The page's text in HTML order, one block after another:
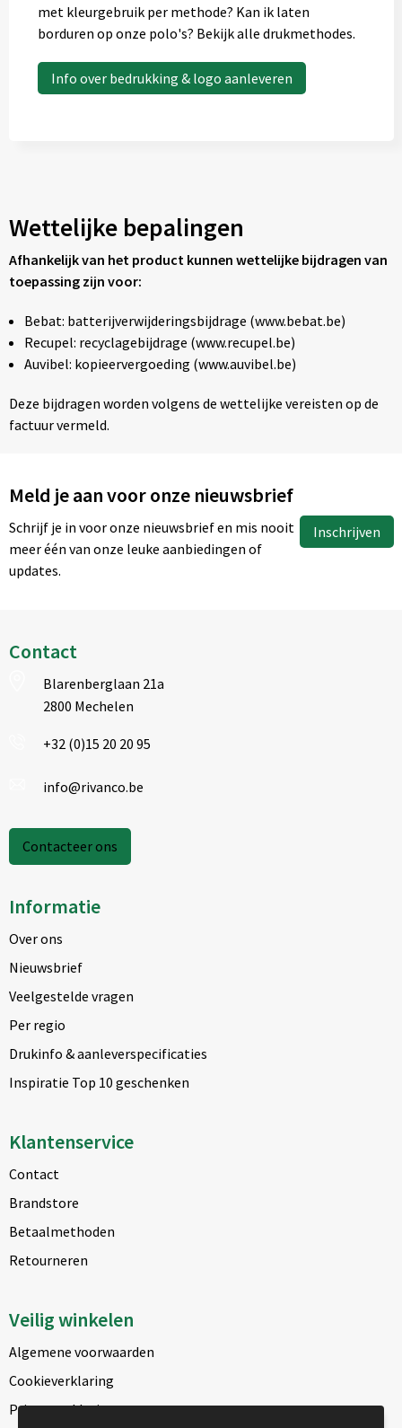
met kleurgebruik per methode? Kan ik laten
borduren op onze polo's? Bekijk alle drukmethodes.
Info over bedrukking & logo aanleveren
Wettelijke bepalingen
Afhankelijk van het product kunnen wettelijke bijdragen van
toepassing zijn voor:
Bebat: batterijverwijderingsbijdrage (www.bebat.be)
Recupel: recyclagebijdrage (www.recupel.be)
Auvibel: kopieervergoeding (www.auvibel.be)
Deze bijdragen worden volgens de wettelijke vereisten op de
factuur vermeld.
Meld je aan voor onze nieuwsbrief
Schrijf je in voor onze nieuwsbrief en mis nooit
meer één van onze leuke aanbiedingen of
updates.
Inschrijven
Contact
Blarenberglaan 21a
2800 Mechelen
+32 (0)15 20 20 95
info@rivanco.be
Contacteer ons
Informatie
Over ons
Nieuwsbrief
Veelgestelde vragen
Per regio
Drukinfo & aanleverspecificaties
Inspiratie Top 10 geschenken
Klantenservice
Contact
Brandstore
Betaalmethoden
Retourneren
Veilig winkelen
Algemene voorwaarden
Cookieverklaring
Privacyverklaring